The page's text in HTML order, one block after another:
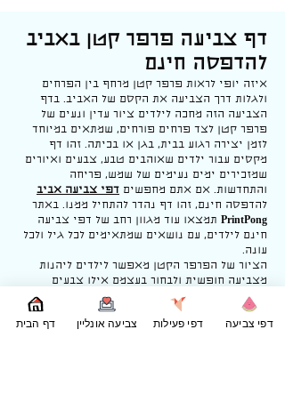
דף צביעה פרפר קטן באביב
להדפסה חינם
איזה יופי לראות פרפר קטן מרחף בין הפרחים
ולגלות דרך הצביעה את הקסם של האביב. בדף
הצביעה הזה מחכה לילדים ציור עדין ונעים של
פרפר קטן לצד פרחים פורחים, שמתאים במיוחד
לזמן יצירה רגוע בבית, בגן או בכיתה. זהו דף
מקסים עבור ילדים שאוהבים טבע, צבעים ואיורים
שמזכירים ימים נעימים של שמש, פריחה
והתחדשות. אם אתם מחפשים דפי צביעה אביב
להדפסה חינם, זהו דף נהדר להתחיל ממנו. באתר
PrintPong תמצאו עוד מגוון רחב של דפי צביעה
חינם לילדים, עם נושאים שמתאימים לכל גיל ולכל
עונה.
הציור של הפרפר הקטן מאפשר לילדים ליהנות
מצביעה חופשית ולבחור בעצמם אילו צבעים
יתאימו לכנפיים, לפרחים ולעלים. אפשר לצבוע את
הפרפר בצבעים עדינים כמו תכלת, ורוד, צהוב או
סגול, ואפשר גם לבחור צבעים חזקים ושמחיםדף הבית צביעה אונליין דפי פעילות דפי צביעה